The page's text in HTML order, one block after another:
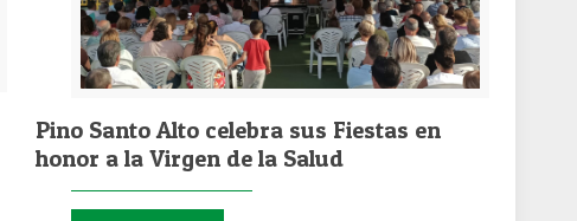
Pino Santo Alto celebra sus Fiestas en
honor a la Virgen de la Salud